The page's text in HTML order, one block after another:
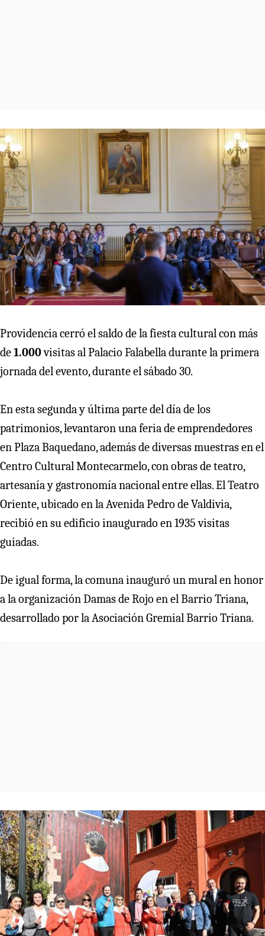
Providencia cerró el saldo de la fiesta cultural con más
de1.000visitas al Palacio Falabella durante la primera
jornada del evento, durante el sábado 30.
En esta segunda y última parte del día de los
patrimonios, levantaron una feria de emprendedores
en Plaza Baquedano, además de diversas muestras en el
Centro Cultural Montecarmelo, con obras de teatro,
artesanía y gastronomía nacional entre ellas. El Teatro
Oriente, ubicado en la Avenida Pedro de Valdivia,
recibió en su edificio inaugurado en 1935 visitas
guiadas.
De igual forma, la comuna inauguró un mural en honor
a la organización Damas de Rojo en el Barrio Triana,
desarrollado por la Asociación Gremial Barrio Triana.